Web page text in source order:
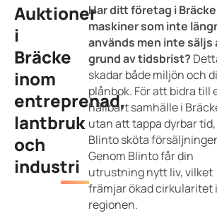
Auktioner
i
Bräcke
inom
entreprenad,
lantbruk
och
industri
Har ditt företag i Bräcke
maskiner som inte
används men inte säljs
grund av tidsbrist?
skadar både miljön och
plånbok. För att bidra till
hållbart samhälle i
utan att tappa dyrbar
Blinto sköta
Genom Blinto får din
utrustning nytt liv, vilket
främjar ökad cirkularitet i
regionen.